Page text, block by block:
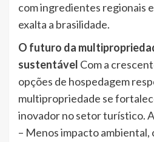
com ingredientes regionais
exalta a brasilidade.
O futuro da
sustentável Com a
opções de hospedagem
multipropriedade se
inovador no setor turístico.
– Menos impacto ambiental,